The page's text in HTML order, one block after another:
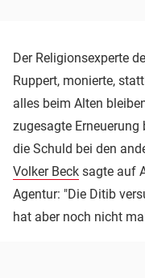
Der Religionsexperte
Ruppert, monierte,
alles beim Alten
zugesagte
die Schuld bei den
Volker Beck sagte auf
Agentur: "Die Ditib
hat aber noch nicht